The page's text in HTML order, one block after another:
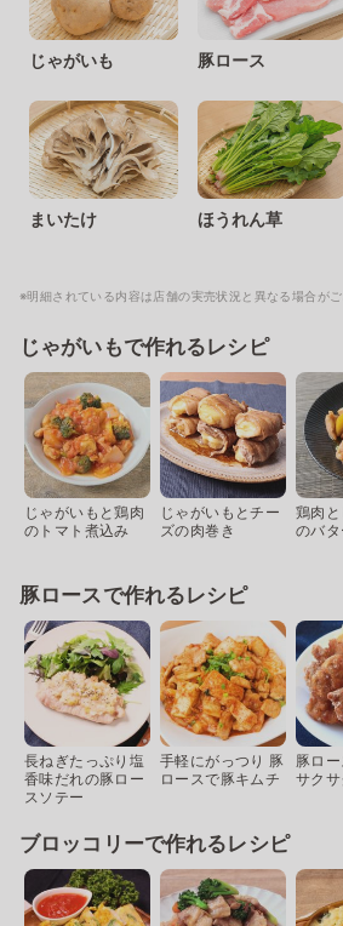
じゃがいも 豚ロース
まいたけ ほうれん草
※明細されている内容は店舗の実売状況と異なる場合がご
じゃがいもで作れるレシピ
じゃがいもと鶏肉
のトマト煮込み
じゃがいもとチー
ズの肉巻き
鶏肉
のバ
豚ロースで作れるレシピ
長ねぎたっぷり塩
香味だれの豚ロー
スソテー
手軽にがっつり 豚
ロースで豚キムチ
豚ロ
サク
ブロッコリーで作れるレシピ